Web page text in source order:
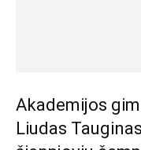
Akademijos
Liudas